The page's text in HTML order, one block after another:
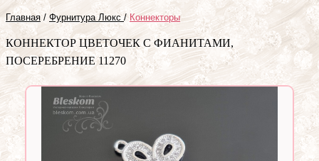
Главная / Фурнитура Люкс/ Коннекторы
КОННЕКТОР ЦВЕТОЧЕК С ФИАНИТАМИ,
ПОСЕРЕБРЕНИЕ 11270